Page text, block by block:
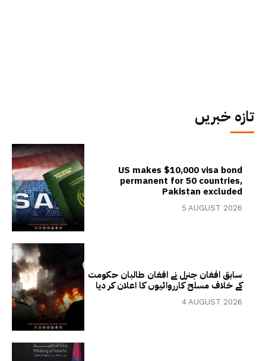
تازہ خبریں
US makes $10,000 visa bond
permanent for 50 countries,
Pakistan excluded
5 AUGUST 2026
سابق افغان جنرل نے افغان طالبان حکومت
کے خلاف مسلح کارروائیوں کا اعلان کر دیا
4 AUGUST 2026